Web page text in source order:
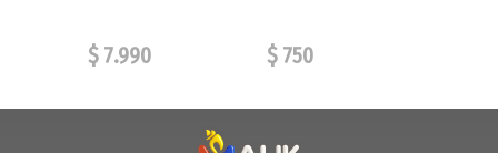
$ 7.990 $ 750